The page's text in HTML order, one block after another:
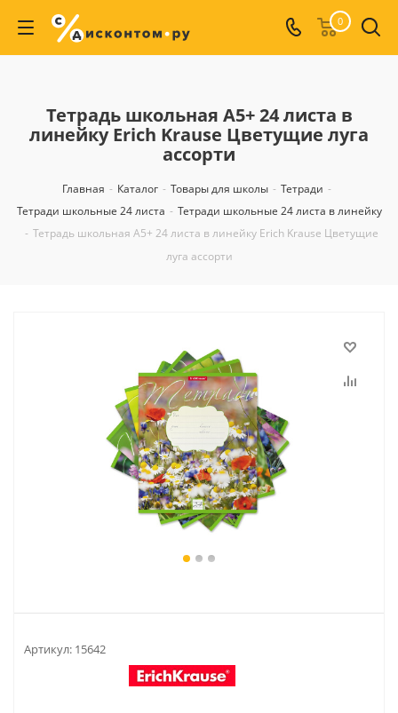
0
Тетрадь школьная А5+ 24 листа в
линейку Erich Krause Цветущие луга
ассорти
Главная - Каталог - Товары для школы - Тетради -
Тетради школьные 24 листа - Тетради школьные 24 листа в линейку
- Тетрадь школьная А5+ 24 листа в линейку Erich Krause Цветущие
луга ассорти
Артикул: 15642